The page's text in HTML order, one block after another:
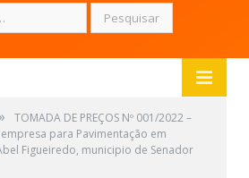
TOMADA DE PREÇOS Nº 001/2022 –
empresa para Pavimentação em
Figueiredo, municipio de Senador